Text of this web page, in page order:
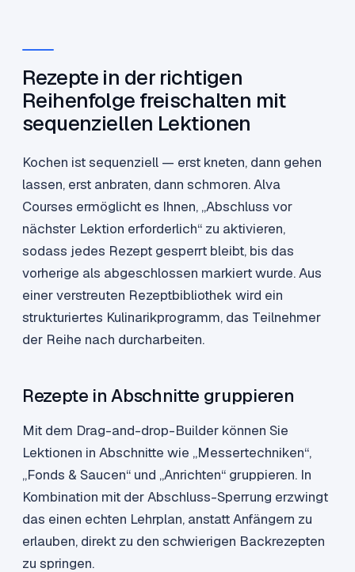
Rezepte in der richtigen
Reihenfolge freischalten mit
sequenziellen Lektionen
Kochen ist sequenziell — erst kneten, dann gehen
lassen, erst anbraten, dann schmoren. Alva
Courses ermöglicht es Ihnen, „Abschluss vor
nächster Lektion erforderlich“ zu aktivieren,
sodass jedes Rezept gesperrt bleibt, bis das
vorherige als abgeschlossen markiert wurde. Aus
einer verstreuten Rezeptbibliothek wird ein
strukturiertes Kulinarikprogramm, das Teilnehmer
der Reihe nach durcharbeiten.
Rezepte in Abschnitte gruppieren
Mit dem Drag-and-drop-Builder können Sie
Lektionen in Abschnitte wie „Messertechniken“,
„Fonds & Saucen“ und „Anrichten“ gruppieren. In
Kombination mit der Abschluss-Sperrung erzwingt
das einen echten Lehrplan, anstatt Anfängern zu
erlauben, direkt zu den schwierigen Backrezepten
zu springen.